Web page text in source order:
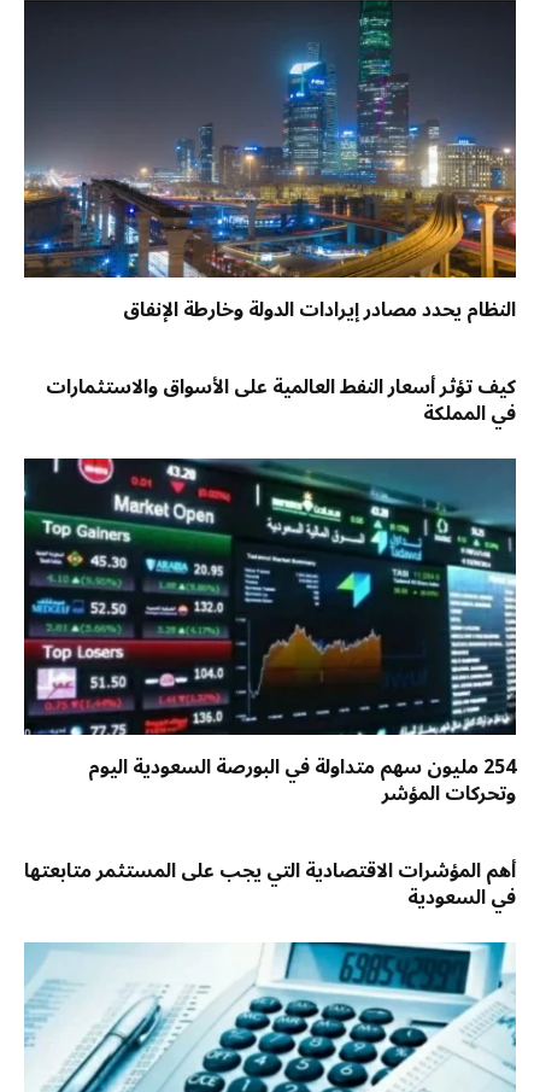
النظام يحدد مصادر إيرادات الدولة وخارطة الإنفاق
كيف تؤثر أسعار النفط العالمية على الأسواق والاستثمارات
في المملكة
254 مليون سهم متداولة في البورصة السعودية اليوم
وتحركات المؤشر
أهم المؤشرات الاقتصادية التي يجب على المستثمر متابعتها
في السعودية